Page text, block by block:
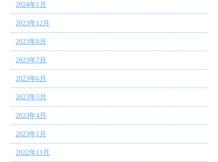
2024年1月
2023年12月
2023年8月
2023年7月
2023年6月
2023年5月
2023年4月
2023年1月
2022年11月